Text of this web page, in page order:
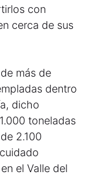
con
cerca de sus
más de
dentro
dicho
toneladas
2.100
el Valle del